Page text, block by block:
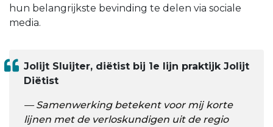
hun belangrijkste bevinding te delen via sociale
media.
Jolijt Sluijter, diëtist bij 1e lijn praktijk Jolijt
Diëtist
Samenwerking betekent voor mij korte
lijnen met de verloskundigen uit de regio